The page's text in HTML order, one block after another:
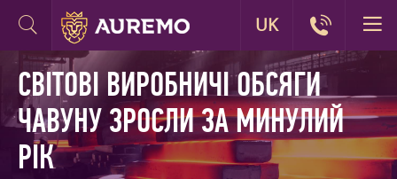
СВІТОВІ ВИРОБНИЧІ ОБСЯГИ
ЧАВУНУ ЗРОСЛИ ЗА МИНУЛИЙ
РІК
UK